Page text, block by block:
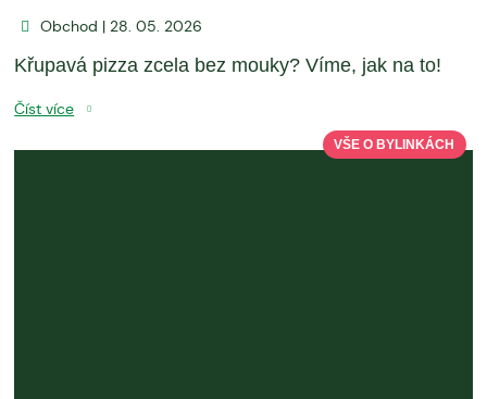
Obchod | 28. 05. 2026
Křupavá pizza zcela bez mouky? Víme, jak na to!
Číst více
VŠE O BYLINKÁCH